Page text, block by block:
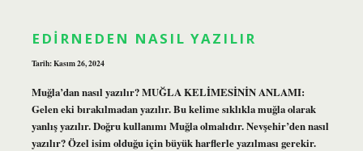
EDIRNEDEN NASIL YAZILIR
Tarih: Kasım 26, 2024
Muğla’dan nasıl yazılır? MUĞLA KELİMESİNİN ANLAMI:
Gelen eki bırakılmadan yazılır. Bu kelime sıklıkla muğla olarak
yanlış yazılır. Doğru kullanımı Muğla olmalıdır. Nevşehir’den nasıl
yazılır? Özel isim olduğu için büyük harflerle yazılması gerekir.